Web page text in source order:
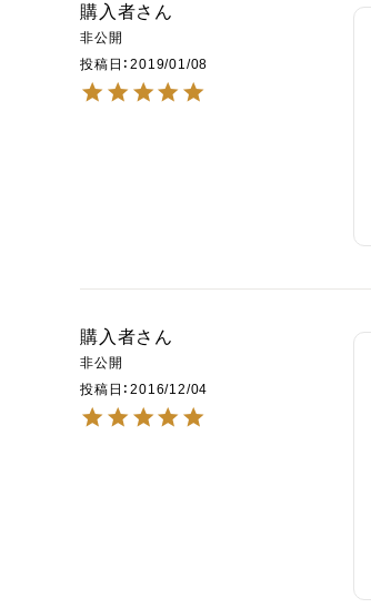
購入者
非公開
投稿日
2019/01/08
購入者
非公開
投稿日
2016/12/04